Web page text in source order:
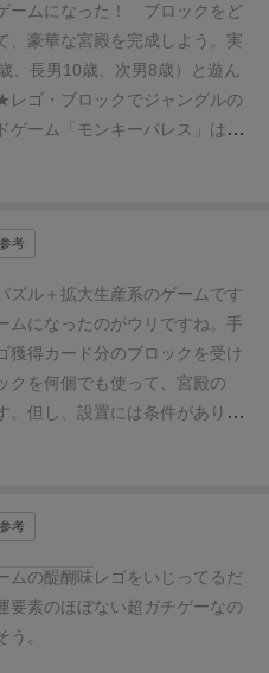
ので、その資金を使って報酬を
、即時貰える資材、手番ごとに
るので欲しいものをチョイス。
その手番内で使い切らないと勿
同じ価格帯のものを複数毎同時購
あるので1金と3金のものを買
。4枚以上買う場合は何処かに重
番ごとに貰える資材は最前面の
点は当然下にあるカードも含ま
う流れになっています。貰える
り、6金の報酬は勝利点のみで
価格帯でもカード差があるの
悩みどころです。カードの見方
る資材
に貰える資材
式の動画見た方が分かりやすい
くと
が階段の段数⇒もらえる資金 と
ームになった！ ブロックをど
、豪華な宮殿を完成しよう。実
、長男10歳、次男8歳）と遊ん
レゴ・ブロックでジャングルの
ゲーム「モンキーパレス」は、
った、失われた宮殿を立て直す
物の「レゴ」ブロックを使っ
を得て、いちばん点数の高い人
み上げるほど収入アップ！ ど
手番では、手持ちのブロックを
の「階段」を建築します。建築
ブロックは必ず地面に置く、②
は、前に置いたブロックの上に
③ブロックの少なくとも一部
、⑤最後はアーチで終わる、な
そして組み立てが終わった
段を開始した地面と同じ色の装
金）を置きます。子供たちと実
点・今ひとつの点を、「今日の
しく紹介中だっ！ 写真豊富
考
ズル＋拡大生産系のゲームです
ムになったのがウリですね。 手
獲得カード分のブロックを受け
クを何個でも使って、宮殿の
但し、設置には条件がありま
は必ず地面に置かなければな
ブロックは、前に置いたブロ
、必ず既存ブロックの上に置か
して置かねばならない。（つま
らない。一筆書き。）
⑤ブロッ
てはならない。
考
ムの醍醐味レゴをいじってるだ
要素のほぼない超ガチゲーなの
。